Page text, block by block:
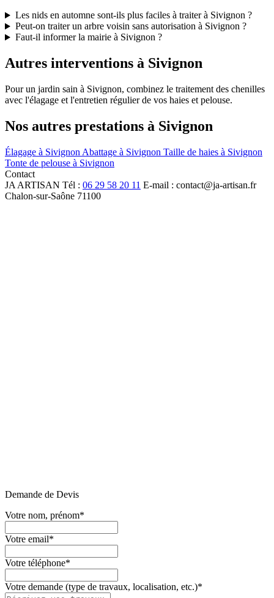
Les nids en automne sont-ils plus faciles à traiter à Sivignon ?
Peut-on traiter un arbre voisin sans autorisation à Sivignon ?
Faut-il informer la mairie à Sivignon ?
Autres interventions à Sivignon
Pour un jardin sain à Sivignon, combinez le traitement des chenilles
avec l'élagage et l'entretien régulier de vos haies et pelouse.
Nos autres prestations à Sivignon
Élagage à Sivignon Abattage à Sivignon Taille de haies à Sivignon
Tonte de pelouse à Sivignon
Contact
JA ARTISAN Tél : 06 29 58 20 11 E-mail : contact@ja-artisan.fr
Chalon-sur-Saône 71100
Demande de Devis
Votre nom, prénom*
Votre email*
Votre téléphone*
Votre demande (type de travaux, localisation, etc.)*